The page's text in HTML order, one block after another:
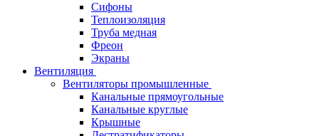
Сифоны
Теплоизоляция
Труба медная
Фреон
Экраны
Вентиляция
Вентиляторы промышленные
Канальные прямоугольные
Канальные круглые
Крышные